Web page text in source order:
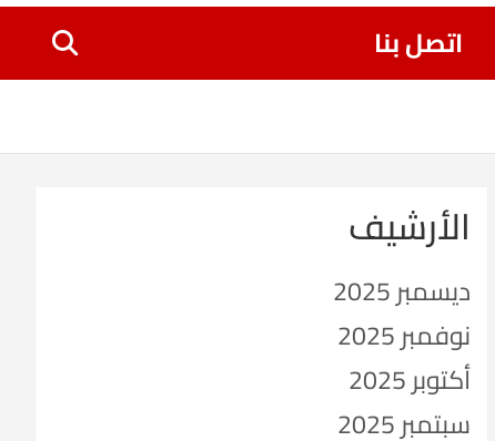
اتصل بنا
الأرشيف
ديسمبر 2025
نوفمبر 2025
أكتوبر 2025
سبتمبر 2025